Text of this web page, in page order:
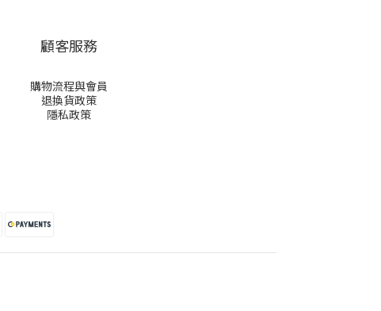
顧客服務
購物流程與會員
退換貨政策
隱私政策